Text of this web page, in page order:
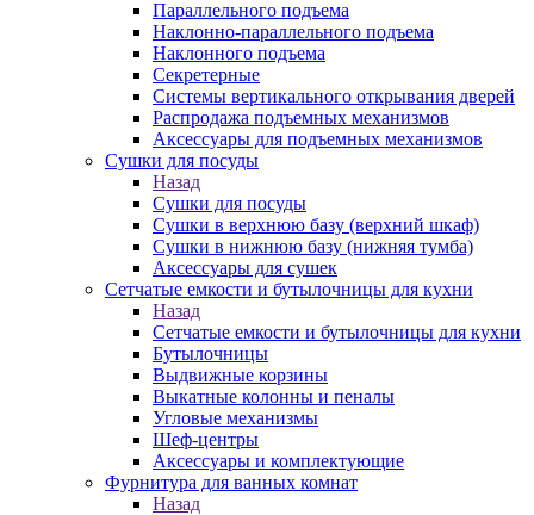
Параллельного подъема
Наклонно-параллельного подъема
Наклонного подъема
Секретерные
Системы вертикального открывания дверей
Распродажа подъемных механизмов
Аксессуары для подъемных механизмов
Сушки для посуды
Назад
Сушки для посуды
Сушки в верхнюю базу (верхний шкаф)
Сушки в нижнюю базу (нижняя тумба)
Аксессуары для сушек
Сетчатые емкости и бутылочницы для кухни
Назад
Сетчатые емкости и бутылочницы для кухни
Бутылочницы
Выдвижные корзины
Выкатные колонны и пеналы
Угловые механизмы
Шеф-центры
Аксессуары и комплектующие
Фурнитура для ванных комнат
Назад